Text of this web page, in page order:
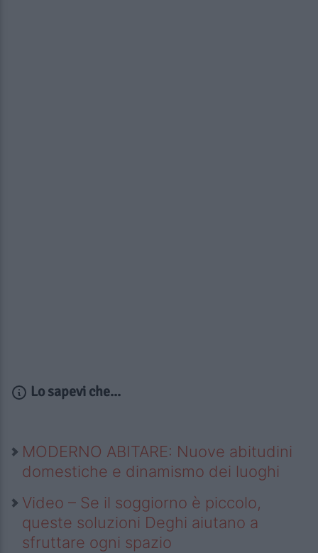
Lo sapevi che...
MODERNO ABITARE: Nuove abitudini
domestiche e dinamismo dei luoghi
Video – Se il soggiorno è piccolo,
queste soluzioni Deghi aiutano a
sfruttare ogni spazio